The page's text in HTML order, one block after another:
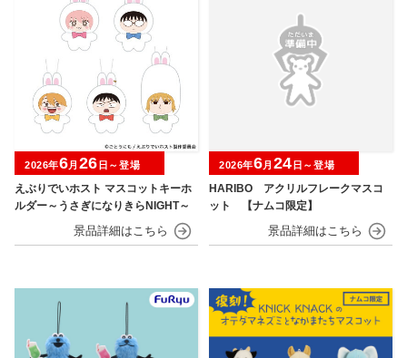
えぶりでいホスト マスコットキーホ
ルダー～うさぎになりきらNIGHT～
2026年6月 26 日～登場
HARIBO アクリルフレークマスコ
ット 【ナムコ限定】
2026年6月 24 日～登場